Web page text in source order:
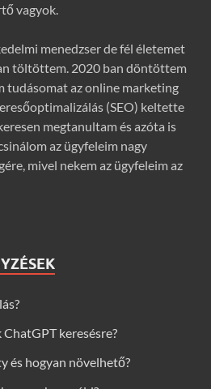
vagyok.
menedzser de fél életemet
töltöttem. 2020 ban döntöttem
tudásomat az online marketing
(SEO) keltette
megtanultam és azóta is
az ügyfeleim nagy
mivel nekem az ügyfeleim az
keresésre?
és hogyan növelhető?